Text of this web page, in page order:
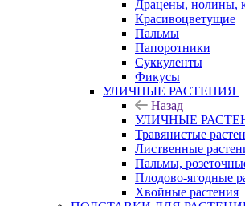
Драцены, нолины,
Красивоцветущие
Пальмы
Папоротники
Суккуленты
Фикусы
УЛИЧНЫЕ РАСТЕНИЯ
Назад
УЛИЧНЫЕ
Травянистые
Лиственные
Пальмы,
Плодово-ягодные
Хвойные растения